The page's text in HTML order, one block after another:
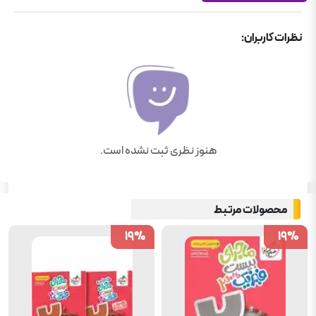
نظرات کاربران:
هنوز نظری ثبت نشده است.
محصولات مرتبط
19%
19%
19%
19%